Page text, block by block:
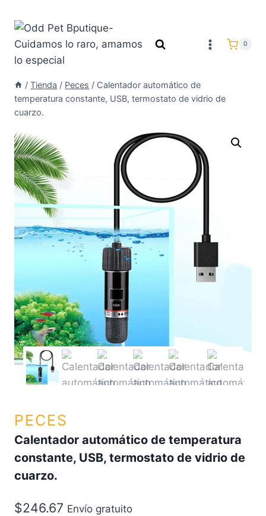
0
/ Tienda / Peces / Calentador automático de
temperatura constante, USB, termostato de vidrio de
cuarzo.
PECES
Calentador automático de temperatura
constante, USB, termostato de vidrio de
cuarzo.
$246.67 Envío gratuito